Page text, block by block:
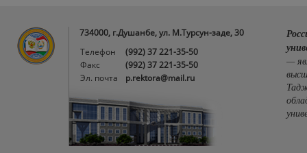
734000, г.Душанбе, ул. М.Турсун-заде, 30
Телефон
(992) 37 221-35-50
Факс
(992) 37 221-35-50
Эл. почта
p.rektora@mail.ru
—